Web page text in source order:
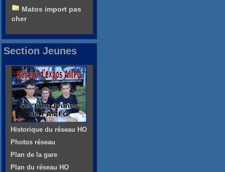
Matos import pas
cher
Section Jeunes
Historique du réseau HO
Photos réseau
Plan de la gare
Plan du réseau HO